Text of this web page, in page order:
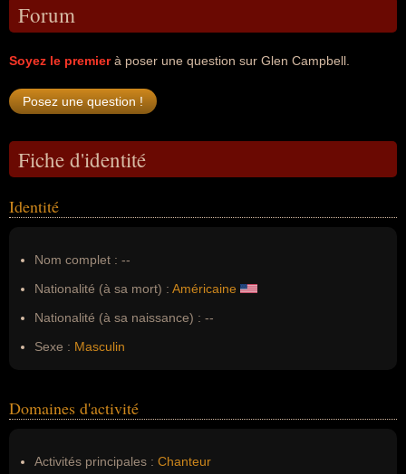
Forum
Soyez le premierà poser une question sur Glen Campbell.
Fiche d'identité
Identité
Nom complet : --
Nationalité (à sa mort) : Américaine
Nationalité (à sa naissance) : --
Sexe : Masculin
Domaines d'activité
Activités principales : Chanteur